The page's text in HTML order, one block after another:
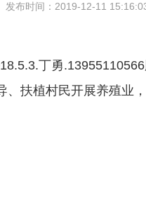
发布时间：2019-12-11
丁勇
扶植村民开展养殖业